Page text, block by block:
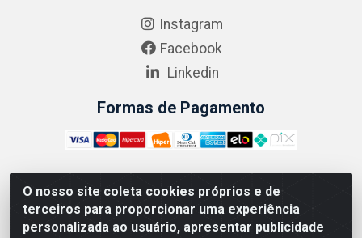
O nosso site coleta cookies próprios e de
terceiros para proporcionar uma experiência
personalizada ao usuário, apresentar publicidade
Instagram
Facebook
Linkedin
Formas de Pagamento
ABRASEG COMÉRCIO ATACADISTA LTDA - CNPJ:
10.894.768/0001-00 - Avenida Lobo Júnior, 1045 -